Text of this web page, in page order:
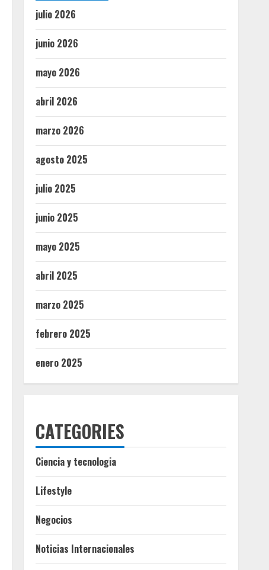
julio 2026
junio 2026
mayo 2026
abril 2026
marzo 2026
agosto 2025
julio 2025
junio 2025
mayo 2025
abril 2025
marzo 2025
febrero 2025
enero 2025
CATEGORIES
Ciencia y tecnologia
Lifestyle
Negocios
Noticias Internacionales